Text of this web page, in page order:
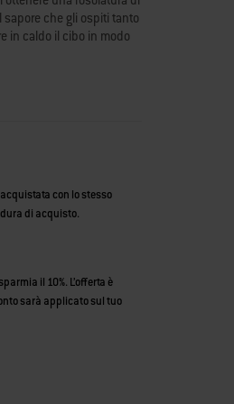
che gli ospiti tanto
in caldo il cibo in modo
che per adattarsi al
con lo stesso
di acquisto.
il 10%. L’offerta è
sarà applicato sul tuo